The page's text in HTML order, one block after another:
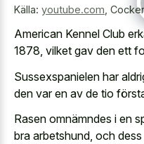
Källa: youtube.com
American Kennel Club
1878, vilket gav den ett
Sussexspanielen har
den var en av de tio
Rasen omnämndes i en
bra arbetshund, och